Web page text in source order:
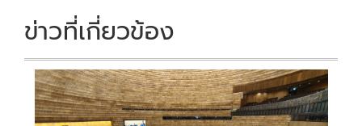
ข่าวที่เกี่ยวข้อง